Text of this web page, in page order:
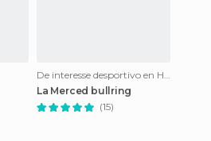
De interesse desportivo en Huelva
La Merced bullring
(15)